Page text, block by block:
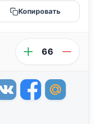
Копировать
66